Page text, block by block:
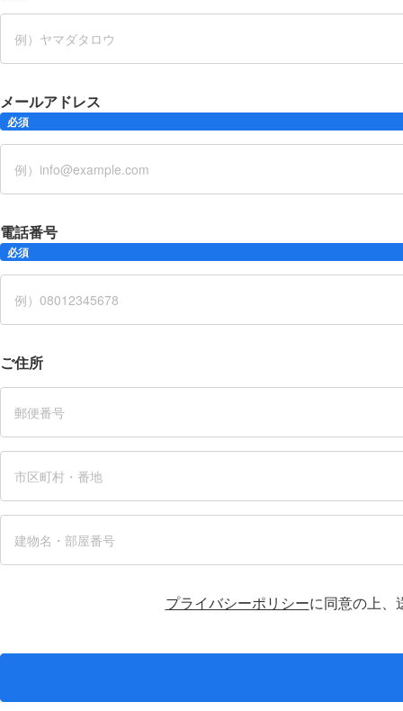
メールアドレス
必須
電話番号
必須
ご住所
プライバシーポリシーに同意の上、